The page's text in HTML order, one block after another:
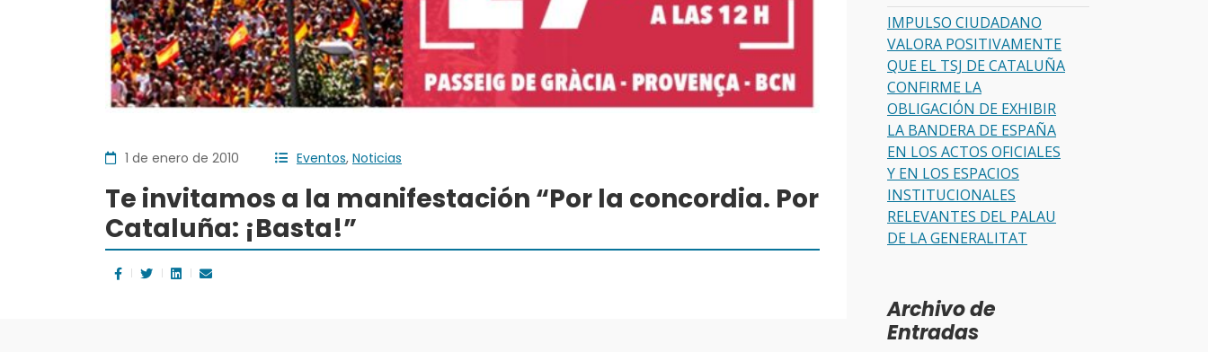
1 de enero de 2010 Eventos, Noticias
Te invitamos a la manifestación “Por la concordia. Por
Cataluña: ¡Basta!”
IMPULSO CIUDADANO
VALORA POSITIVAMENTE
QUE EL TSJ DE CATALUÑA
CONFIRME LA
OBLIGACIÓN DE EXHIBIR
LA BANDERA DE ESPAÑA
EN LOS ACTOS OFICIALES
Y EN LOS ESPACIOS
INSTITUCIONALES
RELEVANTES DEL PALAU
DE LA GENERALITAT
Archivo de
Entradas